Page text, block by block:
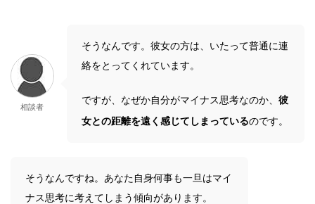
相談者
そうなんです。彼女の方は、いたって普通に連
絡をとってくれています。
ですが、なぜか自分がマイナス思考なのか、 彼
女との距離を遠く感じてしまっているのです。
そうなんですね。あなた自身何事も一旦はマイ
ナス思考に考えてしまう傾向があります。